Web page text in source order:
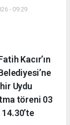
- 09:29
Kacır’ın
Uydu
töreni 03